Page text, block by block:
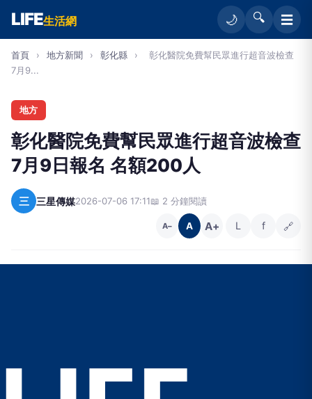
LIFE生活網 🌙 🔍 ☰
首頁 › 地方新聞 › 彰化縣 ›
彰化醫院免費幫民眾進行超音波檢查
7月9...
地方
彰化醫院免費幫民眾進行超音波檢查
7月9日報名 名額200人
三 三星傳媒2026-07-06 17:11📖 2 分鐘閱讀
A− A A+ L f 🔗